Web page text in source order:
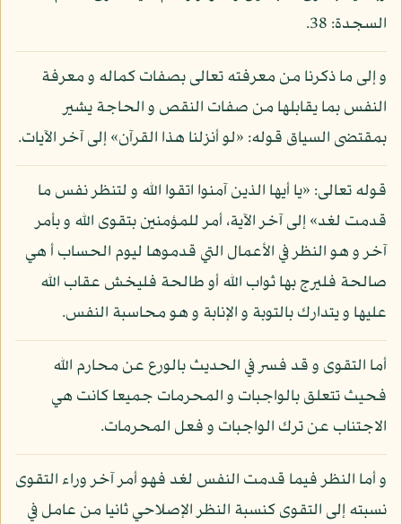
السجدة: 38.
و إلى ما ذكرنا من معرفته تعالى بصفات كماله و معرفة
النفس بما يقابلها من صفات النقص و الحاجة يشير
بمقتضى السياق قوله: «لو أنزلنا هذا القرآن» إلى آخر الآيات.
قوله تعالى: «يا أيها الذين آمنوا اتقوا الله و لتنظر نفس ما
قدمت لغد» إلى آخر الآية، أمر للمؤمنين بتقوى الله و بأمر
آخر و هو النظر في الأعمال التي قدموها ليوم الحساب أ هي
صالحة فليرج بها ثواب الله أو طالحة فليخش عقاب الله
عليها و يتدارك بالتوبة و الإنابة و هو محاسبة النفس.
أما التقوى و قد فسر في الحديث بالورع عن محارم الله
فحيث تتعلق بالواجبات و المحرمات جميعا كانت هي
الاجتناب عن ترك الواجبات و فعل المحرمات.
و أما النظر فيما قدمت النفس لغد فهو أمر آخر وراء التقوى
نسبته إلى التقوى كنسبة النظر الإصلاحي ثانيا من عامل في